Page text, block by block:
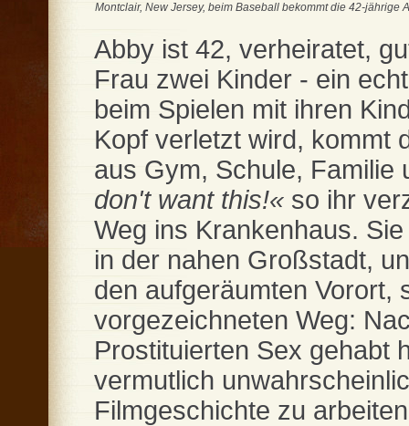
Montclair, New Jersey, beim Baseball bekommt die 42-jährige
Abby ist 42, verheiratet,
Frau zwei Kinder - ein
beim Spielen mit ihren
Kopf verletzt wird, kommt
aus Gym, Schule, Familie
don't want this!« so ihr
Weg ins Krankenhaus.
in der nahen Großstadt,
den aufgeräumten Vorort,
vorgezeichneten Weg:
Prostituierten Sex gehabt
vermutlich
Filmgeschichte zu